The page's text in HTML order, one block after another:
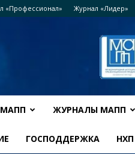
«Профессионал» Журнал «Лидер»
ЖУРНАЛЫ МАПП
ГОСПОДДЕРЖКА НХП